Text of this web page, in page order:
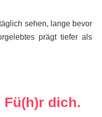
sehen, lange bevor
prägt tiefer als
dich.